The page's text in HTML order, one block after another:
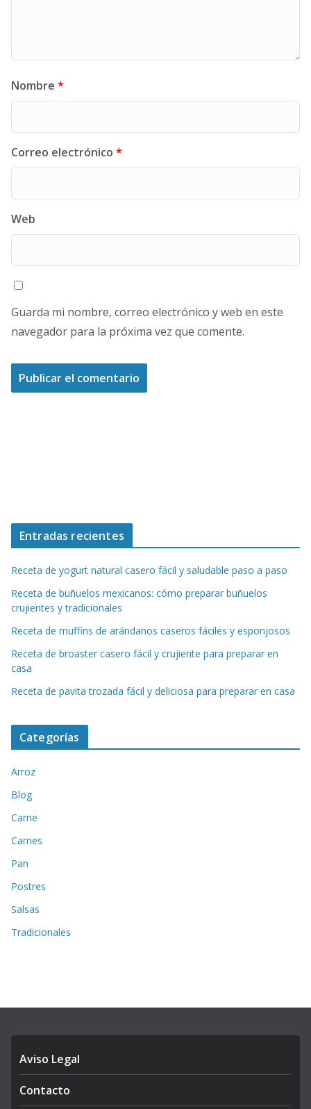
Nombre *
Correo electrónico *
Web
Guarda mi nombre, correo electrónico y web en este
navegador para la próxima vez que comente.
Entradas recientes
Receta de yogurt natural casero fácil y saludable paso a paso
Receta de buñuelos mexicanos: cómo preparar buñuelos
crujientes y tradicionales
Receta de muffins de arándanos caseros fáciles y esponjosos
Receta de broaster casero fácil y crujiente para preparar en
casa
Receta de pavita trozada fácil y deliciosa para preparar en casa
Categorías
Arroz
Blog
Carne
Carnes
Pan
Postres
Salsas
Tradicionales
Aviso Legal
Contacto